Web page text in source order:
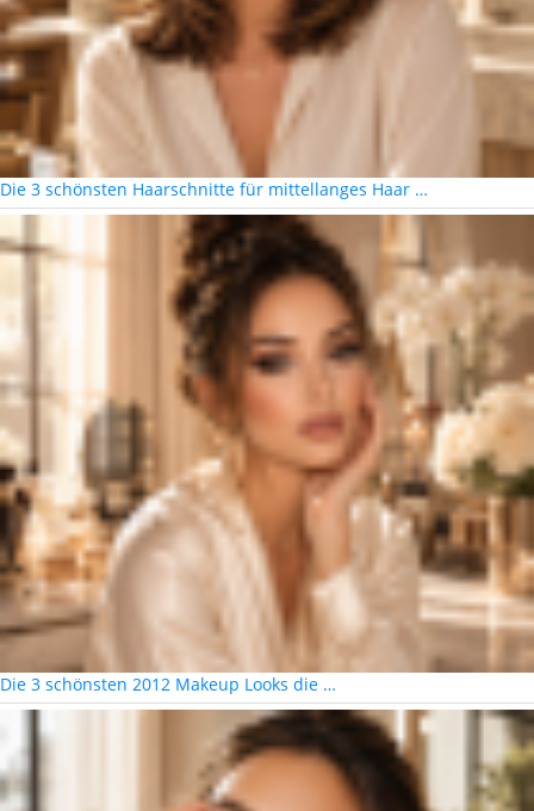
Die 3 schönsten Haarschnitte für mittellanges Haar …
Die 3 schönsten 2012 Makeup Looks die …